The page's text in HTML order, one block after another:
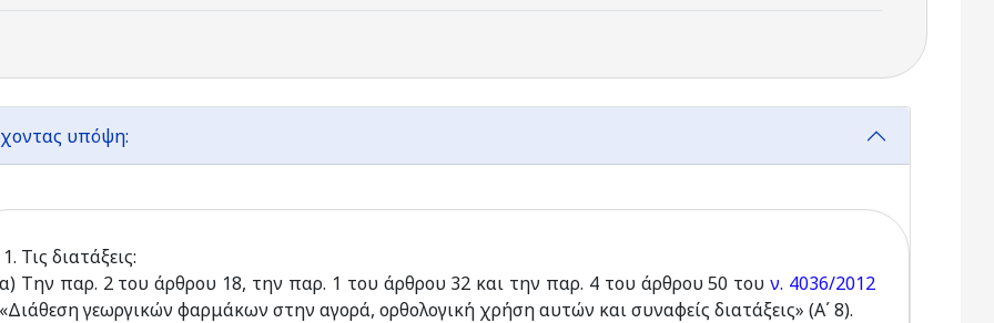
υπόψη:
1. Τις διατάξεις:
α) Την παρ. 2 του άρθρου 18, την παρ. 1 του άρθρου 32 και την παρ. 4 του άρθρου 50 τουν. 4036/2012
«Διάθεση γεωργικών φαρμάκων στην αγορά, ορθολογική χρήση αυτών και συναφείς διατάξεις» (Α΄ 8).